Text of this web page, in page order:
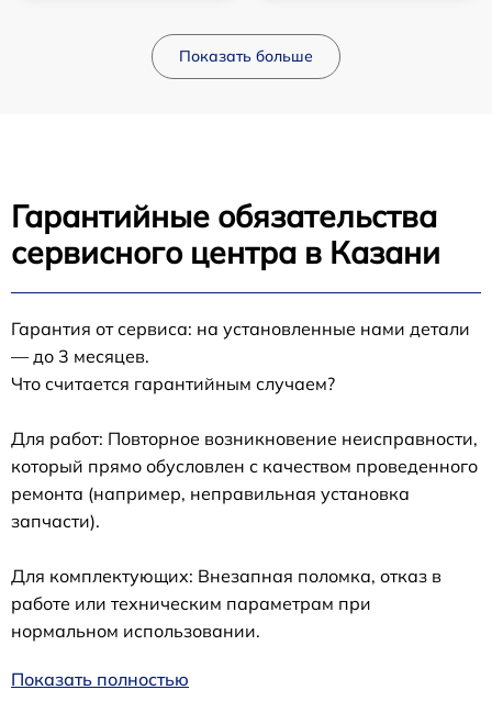
Показать больше
Гарантийные обязательства
сервисного центра в Казани
Гарантия от сервиса: на установленные нами детали
— до 3 месяцев.
Что считается гарантийным случаем?
Для работ: Повторное возникновение неисправности,
который прямо обусловлен с качеством проведенного
ремонта (например, неправильная установка
запчасти).
Для комплектующих: Внезапная поломка, отказ в
работе или техническим параметрам при
нормальном использовании.
Показать полностью